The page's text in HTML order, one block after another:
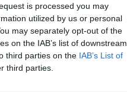
is processed you may
utilized by us or personal
may separately opt-out of the
on the IAB’s list of downstream
third parties on the IAB’s List of
third parties.
di Mister
perso il
gli sarà